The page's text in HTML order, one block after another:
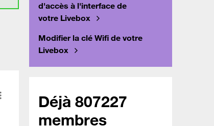
d'accès à l'interface de
votre Livebox
Modifier la clé Wifi de votre
Livebox
Déjà 807227
membres